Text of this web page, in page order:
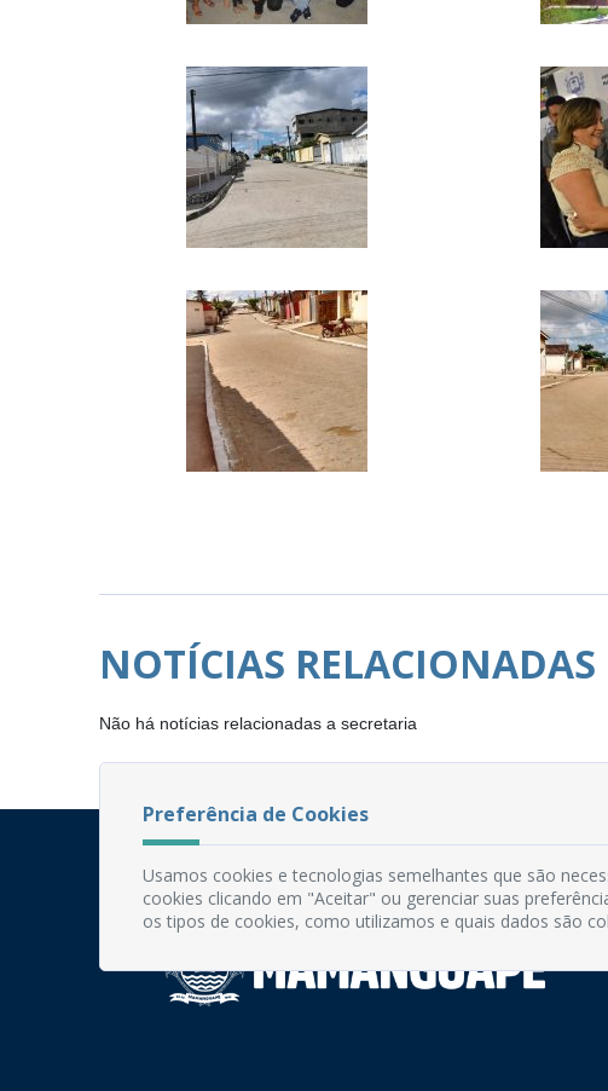
NOTÍCIAS RELACIONADAS
Não há notícias relacionadas a secretaria
Preferência de Cookies
Usamos cookies e tecnologias semelhantes que são
cookies clicando em "Aceitar" ou gerenciar suas
os tipos de cookies, como utilizamos e quais dados são